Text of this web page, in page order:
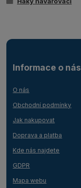
Informace o nás
O nás
Obchodní podmínky
Jak nakupovat
Doprava a platba
Kde nás najdete
GDPR
Mapa webu